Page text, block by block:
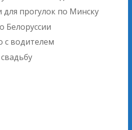
прогулок по Минску
Белоруссии
с водителем